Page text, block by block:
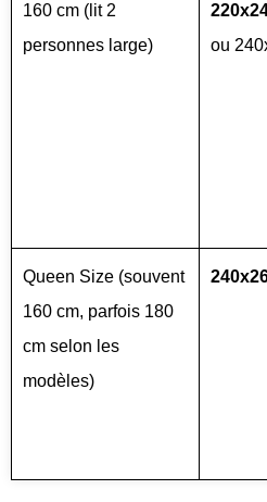
160 cm (lit 2
personnes large)
ou
Queen Size (souvent
160 cm, parfois 180
cm selon les
modèles)